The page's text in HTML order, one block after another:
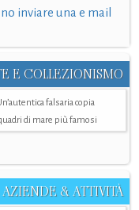
inviare una e mail
E COLLEZIONISMO
falsaria copia
di mare più famosi
AZIENDE & ATTIVITÀ